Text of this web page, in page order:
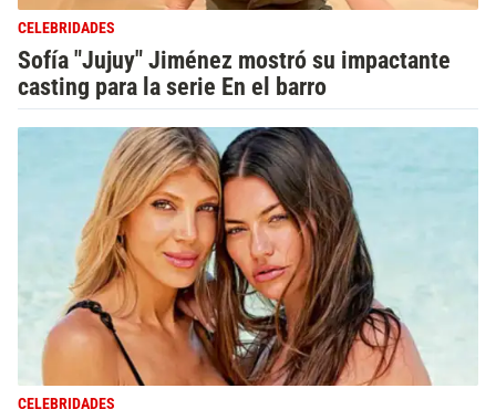
CELEBRIDADES
Sofía "Jujuy" Jiménez mostró su impactante
casting para la serie En el barro
CELEBRIDADES